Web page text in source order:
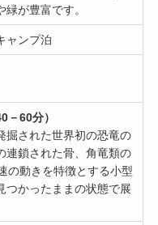
が豊富です。
ャンプ泊
－60分）
掘された世界初の恐竜の
連鎖された骨、角竜類の
の動きを特徴とする小型
つかったままの状態で展